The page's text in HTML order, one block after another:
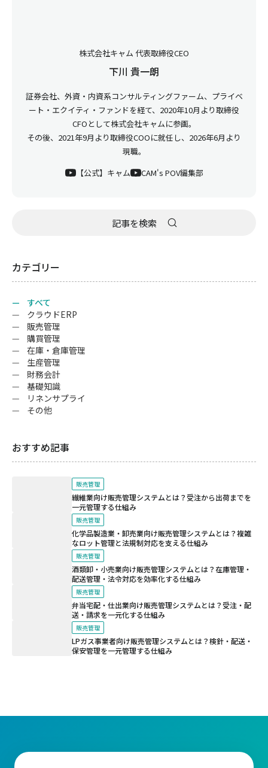
株式会社キャム 代表取締役CEO
下川 貴一朗
証券会社、外資・内資系コンサルティングファーム、プライベ
ート・エクイティ・ファンドを経て、2020年10月より取締役
CFOとして株式会社キャムに参画。
その後、2021年9月より取締役COOに就任し、2026年6月より
現職。
【公式】キャム
CAM's POV編集部
カテゴリー
すべて
クラウドERP
販売管理
購買管理
在庫・倉庫管理
生産管理
財務会計
基礎知識
リネンサプライ
その他
おすすめ記事
販売管理
繊維業向け販売管理システムとは？受注から出荷までを
一元管理する仕組み
販売管理
化学品製造業・卸売業向け販売管理システムとは？複雑
なロット管理と法規制対応を支える仕組み
販売管理
酒類卸・小売業向け販売管理システムとは？在庫管理・
配送管理・法令対応を効率化する仕組み
販売管理
弁当宅配・仕出業向け販売管理システムとは？受注・配
送・請求を一元化する仕組み
販売管理
LPガス事業者向け販売管理システムとは？検針・配送・
保安管理を一元管理する仕組み